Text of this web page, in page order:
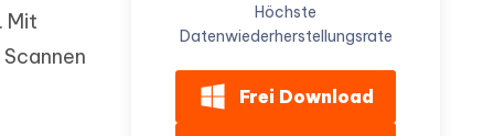
Mit
Höchste
Datenwiederherstellungsrate
Frei Download